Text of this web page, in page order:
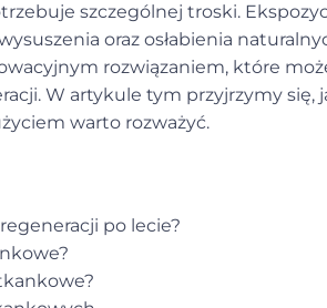
szczególnej troski.
oraz osłabienia
rozwiązaniem, które
W artykule tym przyjrzymy się,
warto rozważyć.
po lecie?